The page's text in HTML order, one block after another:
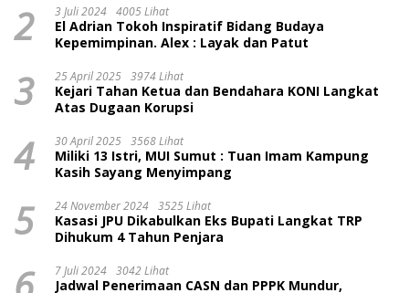
2 3 Juli 2024 4005 Lihat
El Adrian Tokoh Inspiratif Bidang Budaya
Kepemimpinan. Alex : Layak dan Patut
3 25 April 2025 3974 Lihat
Kejari Tahan Ketua dan Bendahara KONI Langkat
Atas Dugaan Korupsi
4 30 April 2025 3568 Lihat
Miliki 13 Istri, MUI Sumut : Tuan Imam Kampung
Kasih Sayang Menyimpang
5 24 November 2024 3525 Lihat
Kasasi JPU Dikabulkan Eks Bupati Langkat TRP
Dihukum 4 Tahun Penjara
7 Juli 2024 3042 Lihat
Jadwal Penerimaan CASN dan PPPK Mundur,